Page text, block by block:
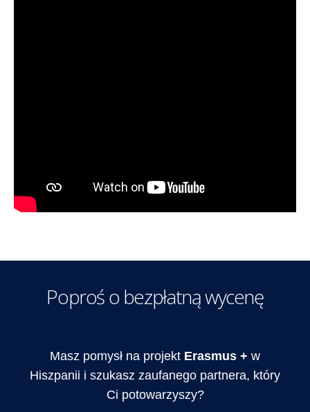
Poproś o bezpłatną wycenę
Masz pomysł na projekt Erasmus + w
Hiszpanii i szukasz zaufanego partnera, który
Ci potowarzyszy?